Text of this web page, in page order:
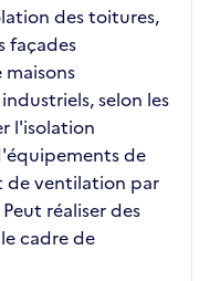
des toitures,
façades
selon les
l'isolation
de
de ventilation par
réaliser des
cadre de